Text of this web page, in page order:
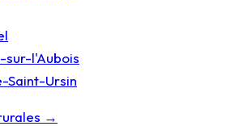
sur-l'Aubois
Saint-Ursin
→